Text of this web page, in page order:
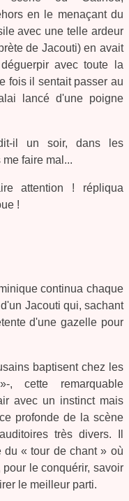
en le menaçant du
avec une telle ardeur
de Jacouti) en avait
avec toute la
fois il sentait passer au
lancé d'une poigne
il un soir, dans les
faire mal...
attention ! répliqua
!
continua chaque
Jacouti qui, sachant
d'une gazelle pour
baptisent chez les
, cette remarquable
avec un instinct mais
profonde de la scène
très divers. Il
du « tour de chant » où
le conquérir, savoir
le meilleur parti.